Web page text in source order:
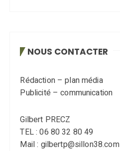
NOUS CONTACTER
Rédaction – plan média
Publicité – communication
Gilbert PRECZ
TEL : 06 80 32 80 49
Mail : gilbertp@sillon38.com